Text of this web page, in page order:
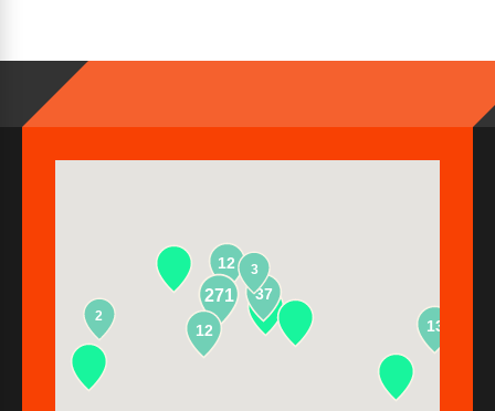
12
271
13
37
2
12
3